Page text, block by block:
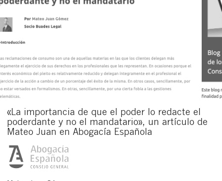
«La importancia de que el poder lo redacte el
poderdante y no el mandatario», un artículo de
Mateo Juan en Abogacía Española